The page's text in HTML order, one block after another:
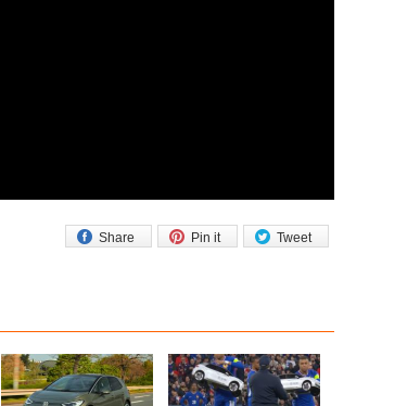
Tweet
Pin it
Share